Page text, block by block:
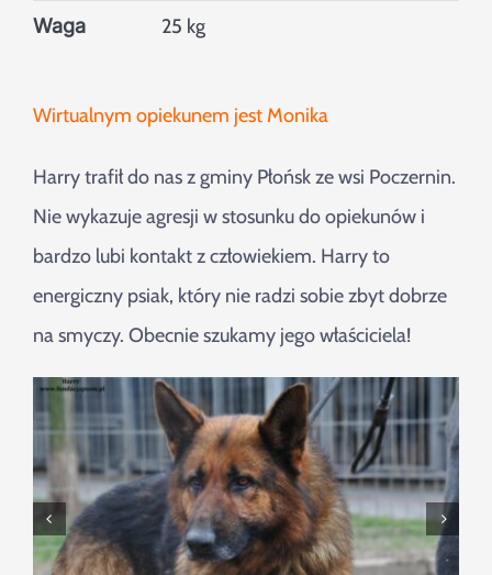
Waga 25 kg
Wirtualnym opiekunem jest Monika
Harry trafił do nas z gminy Płońsk ze wsi Poczernin.
Nie wykazuje agresji w stosunku do opiekunów i
bardzo lubi kontakt z człowiekiem. Harry to
energiczny psiak, który nie radzi sobie zbyt dobrze
na smyczy. Obecnie szukamy jego właściciela!